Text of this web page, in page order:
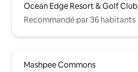
Ocean Edge Resort & Golf Club
Recommandé par 36 habitants
Mashpee Commons